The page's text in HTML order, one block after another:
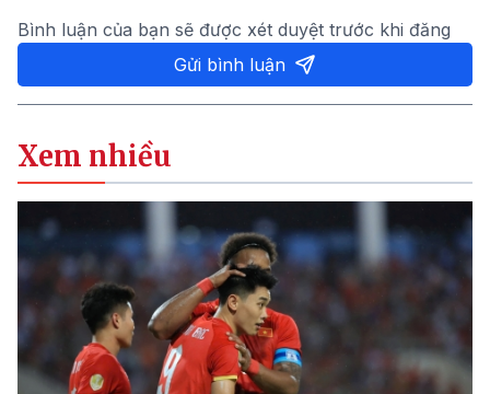
Bình luận của bạn sẽ được xét duyệt trước khi đăng
Gửi bình luận
Xem nhiều